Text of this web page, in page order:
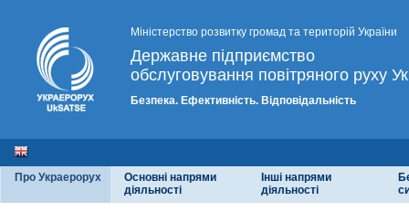
Міністерство розвитку громад та територій України
Державне підприємство
обслуговування повітряного руху
Безпека. Ефективність. Відповідальність
Про Украерорух
Основні напрями
діяльності
Інші напрями
діяльності